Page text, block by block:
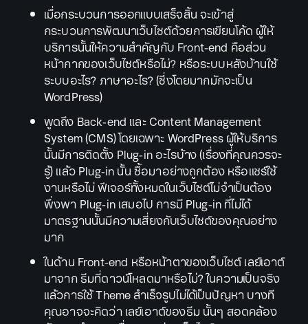
เมื่อกระบวนการออกแบบเสร็จสิ้น จะเข้าสู่
กระบวนการพัฒนาเว็บไซต์ด้วยการเขียนโค้ด ผู้ให้
บริการนั้นให้ความสำคัญกับ Front-end คือส่วน
หน้ากากของเว็บไซต์หรือไม่? หรือระบบหลังบ้านใช้
ระบบอะไร? ภาษาอะไร? (ซึ่งโดยมากมักจะเป็น
WordPress)
พูดถึง Back-end และ Content Management
System (CMS) โดยเฉพาะ WordPress ผู้ให้บริการ
นั้นมีการติดตั้ง Plug-in อะไรบ้าง (เรื่องที่คุณควรจะ
รู้) แล้ว Plug-in นั้น ซื้อมาอย่างถูกต้อง หรือแชร์ใช้
งานหรือไม่ ฟีเจอร์ทั้งหมดในเว็บไซต์ไม่จำเป็นต้อง
พึ่งพา Plug-in เสมอไป การมี Plug-in ที่ไม่ได้
มาตรฐานนั้นมีความเสี่ยงกับเว็บไซต์ของคุณอย่าง
มาก
ในด้าน Front-end หรือหน้าตาของเว็บไซต์ เลย์เอาต์
มาจาก ธีมที่ดาวน์โหลดมาหรือไม่? ในความเป็นจริง
แล้วการใช้ Theme สำเร็จรูปไม่ได้เป็นปัญหา บางที
คุณอาจจะคิดว่า เลย์เอาต์ของธีม นั้นๆ สอดคล้อง